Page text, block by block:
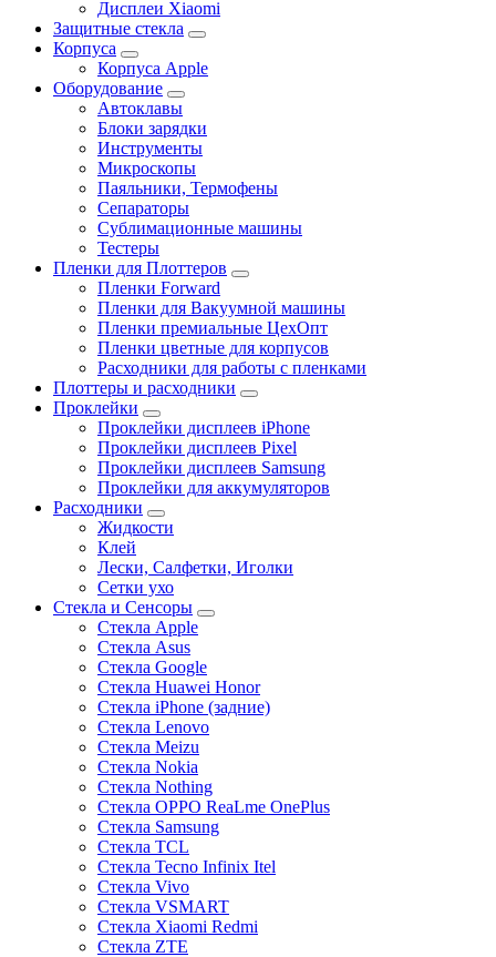
Дисплеи Xiaomi
Защитные стекла
Корпуса
Корпуса Apple
Оборудование
Автоклавы
Блоки зарядки
Инструменты
Микроскопы
Паяльники, Термофены
Сепараторы
Сублимационные машины
Тестеры
Пленки для Плоттеров
Пленки Forward
Пленки для Вакуумной машины
Пленки премиальные ЦехОпт
Пленки цветные для корпусов
Расходники для работы с пленками
Плоттеры и расходники
Проклейки
Проклейки дисплеев iPhone
Проклейки дисплеев Pixel
Проклейки дисплеев Samsung
Проклейки для аккумуляторов
Расходники
Жидкости
Клей
Лески, Салфетки, Иголки
Сетки ухо
Стекла и Сенсоры
Стекла Apple
Стекла Asus
Стекла Google
Стекла Huawei Honor
Стекла iPhone (задние)
Стекла Lenovo
Стекла Meizu
Стекла Nokia
Стекла Nothing
Стекла OPPO ReaLme OnePlus
Стекла Samsung
Стекла TCL
Стекла Tecno Infinix Itel
Стекла Vivo
Стекла VSMART
Стекла Xiaomi Redmi
Стекла ZTE